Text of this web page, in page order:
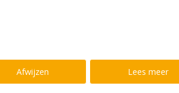
Afwijzen Lees meer